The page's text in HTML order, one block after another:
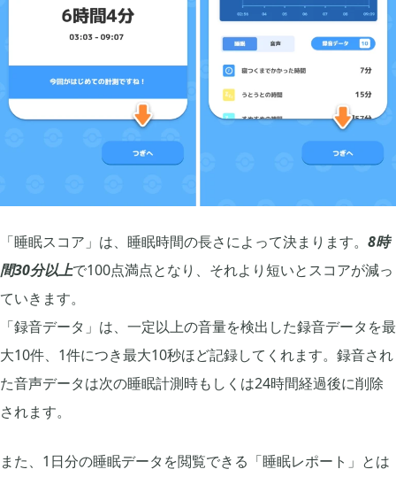
「睡眠スコア」は、睡眠時間の長さによって決まります。 8時
間30分以上で100点満点となり、それより短いとスコアが減っ
ていきます。
「録音データ」は、一定以上の音量を検出した録音データを最
大10件、1件につき最大10秒ほど記録してくれます。録音され
た音声データは次の睡眠計測時もしくは24時間経過後に削除
されます。
また、1日分の睡眠データを閲覧できる「睡眠レポート」とは
2019年06月 6
2019年05月
9
2019年03月
2019年01月
2018年12月 7
2018年11月